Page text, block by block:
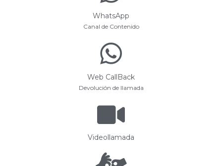
WhatsApp
Canal de Contenido
Web CallBack
Devolución de llamada
Videollamada